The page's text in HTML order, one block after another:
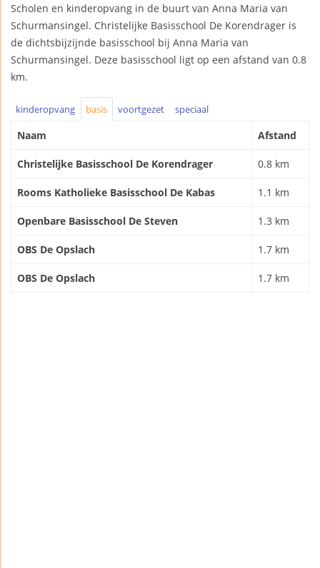
Scholen en kinderopvang in de buurt van Anna Maria van
Schurmansingel. Christelijke Basisschool De Korendrager is
de dichtsbijzijnde basisschool bij Anna Maria van
Schurmansingel. Deze basisschool ligt op een afstand van 0.8
km.
kinderopvang basis voortgezet speciaal
Naam Afstand
Christelijke Basisschool De Korendrager 0.8 km
Rooms Katholieke Basisschool De Kabas 1.1 km
Openbare Basisschool De Steven 1.3 km
OBS De Opslach 1.7 km
OBS De Opslach 1.7 km